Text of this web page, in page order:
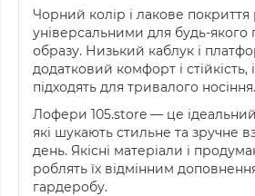
Чорний колір і лакове
універсальними для будь-якого
образу. Низький каблук і
додатковий комфорт і стійкість,
підходять для тривалого носіння.
Лофери 105.store — це
які шукають стильне та зручне
день. Якісні матеріали і
роблять їх відмінним
гардеробу.